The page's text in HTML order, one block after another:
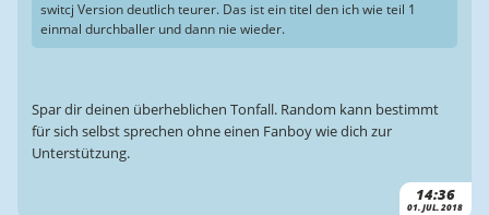
14:36
01. JUL. 2018
switcj Version deutlich teurer. Das ist ein titel den ich wie teil 1
einmal durchballer und dann nie wieder.
Spar dir deinen überheblichen Tonfall. Random kann bestimmt
für sich selbst sprechen ohne einen Fanboy wie dich zur
Unterstützung.